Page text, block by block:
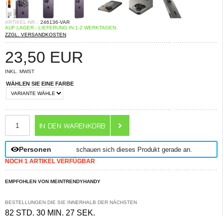
ARTIKEL-NR.: 246136-VAR
AUF LAGER - LIEFERUNG IN 1-2 WERKTAGEN
ZZGL. VERSANDKOSTEN
23,50 EUR
INKL. MWST
WÄHLEN SIE EINE FARBE
Personen schauen sich dieses Produkt gerade an.
NOCH 1 ARTIKEL VERFÜGBAR
EMPFOHLEN VON MEINTRENDYHANDY
BESTELLUNGEN DIE SIE INNERHALB DER NÄCHSTEN
82 STD. 30 MIN. 27 SEK.